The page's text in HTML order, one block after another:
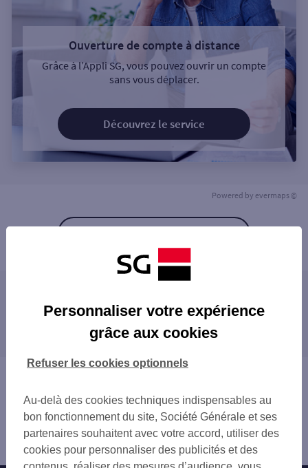
Ouverture de compte à distance
Grâce à l’Appli SG, vous pouvez ouvrir un compte
sans vous déplacer.
Découvrez le service
Powered by evermaps ©
VILLE LA GRAND CENTRE
FERNEY VOLTAIRE
LA ROCHE SUR FORON
BONNEVILLE
DIVONNE LES BAINS
GEX
Les agences SG dans les villes à proximité
SAINT-JULIEN-EN-GENEVOIS
BONNEVILLE
GEXAnnemasse
Personnaliser votre expérience
grâce aux cookies
Au-delà des cookies techniques indispensables au
bon fonctionnement du site, Société Générale et ses
partenaires souhaitent avec votre accord, utiliser des
cookies pour personnaliser des publicités et des
Refuser les cookies optionnels